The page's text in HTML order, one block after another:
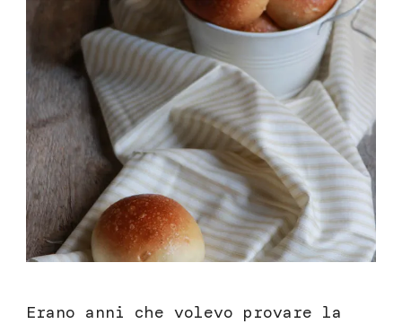
Erano anni che volevo provare la